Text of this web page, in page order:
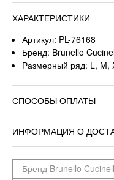
ХАРАКТЕРИСТИКИ
Артикул: PL-76168
Бренд: Brunello
Размерный ряд: L, M,
СПОСОБЫ ОПЛАТЫ
ИНФОРМАЦИЯ О
Бренд Brunello